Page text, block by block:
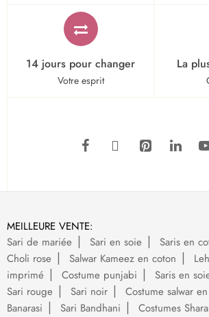
14 jours pour changer
Votre esprit
La
MEILLEURE VENTE:
Sari de mariée
Sari en soie Saris en
Choli rose
Salwar Kameez en coton
imprimé
Costume punjabi
Saris en
Sari rouge
Sari noir Costume salwar
Banarasi
Sari Bandhani
Costumes